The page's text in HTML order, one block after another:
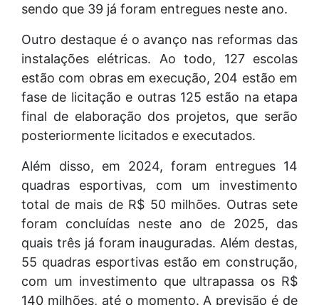
sendo que 39 já foram entregues neste ano.
Outro destaque é o avanço nas reformas das
instalações elétricas. Ao todo, 127 escolas
estão com obras em execução, 204 estão em
fase de licitação e outras 125 estão na etapa
final de elaboração dos projetos, que serão
posteriormente licitados e executados.
Além disso, em 2024, foram entregues 14
quadras esportivas, com um investimento
total de mais de R$ 50 milhões. Outras sete
foram concluídas neste ano de 2025, das
quais três já foram inauguradas. Além destas,
55 quadras esportivas estão em construção,
com um investimento que ultrapassa os R$
140 milhões, até o momento. A previsão é de